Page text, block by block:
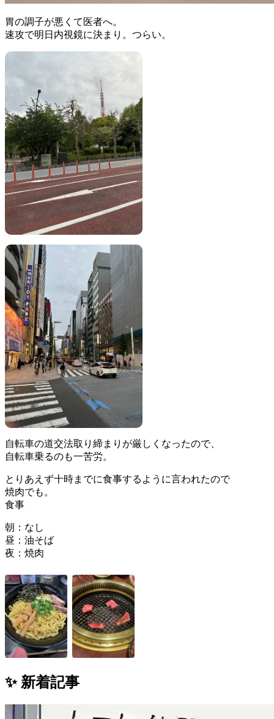
胃の調子が悪くて医者へ。
速攻で明日内視鏡に決まり。つらい。
自転車の道交法取り締まりが厳しくなったので、
自転車乗るのも一苦労。
とりあえず十時までに食事するように言われたので
焼肉でも。
食事
朝：なし
昼：油そば
夜：焼肉
✨ 新着記事